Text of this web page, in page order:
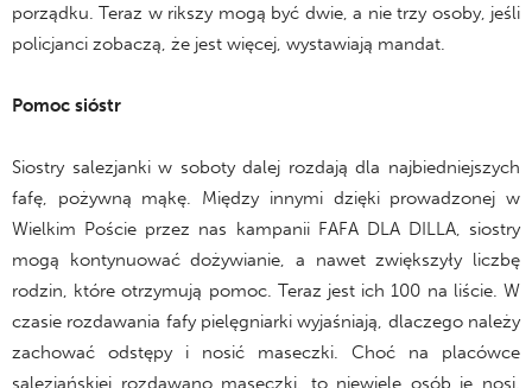
porządku. Teraz w rikszy mogą być dwie, a nie trzy osoby, jeśli
policjanci zobaczą, że jest więcej, wystawiają mandat.
Pomoc sióstr
Siostry salezjanki w soboty dalej rozdają dla najbiedniejszych
fafę, pożywną mąkę. Między innymi dzięki prowadzonej w
Wielkim Poście przez nas kampanii FAFA DLA DILLA, siostry
mogą kontynuować dożywianie, a nawet zwiększyły liczbę
rodzin, które otrzymują pomoc. Teraz jest ich 100 na liście. W
czasie rozdawania fafy pielęgniarki wyjaśniają, dlaczego należy
zachować odstępy i nosić maseczki. Choć na placówce
salezjańskiej rozdawano maseczki, to niewiele osób je nosi.